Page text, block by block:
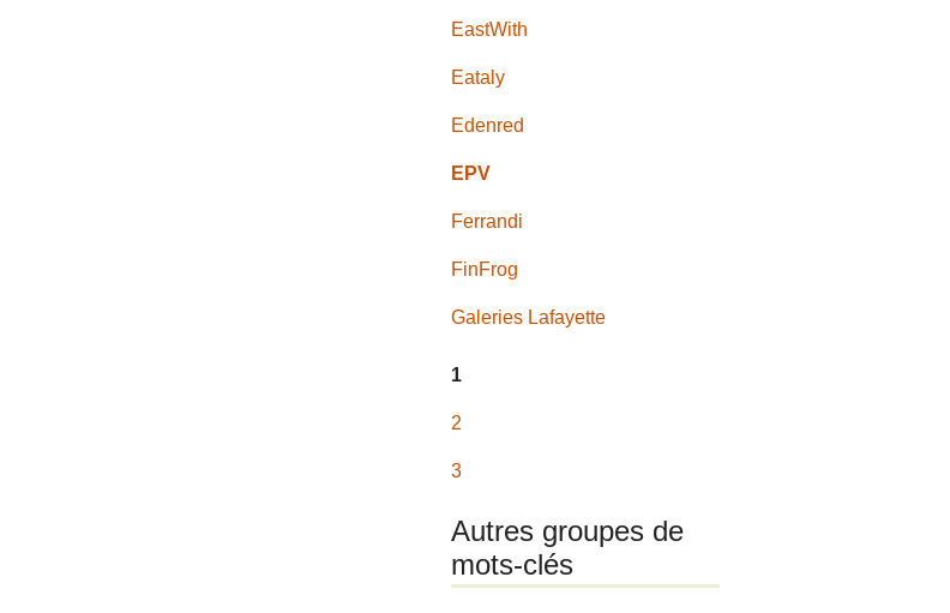
EastWith
Eataly
Edenred
EPV
Ferrandi
FinFrog
Galeries Lafayette
1
2
3
Autres groupes de
mots-clés